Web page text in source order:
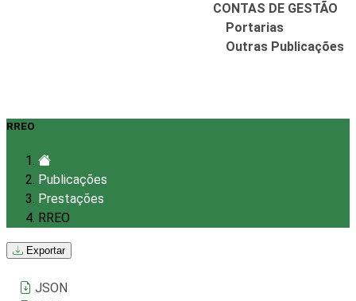
CONTAS DE GESTÃO
Portarias
Outras Publicações
RREO
Publicações
Prestações
RREO
Exportar
JSON